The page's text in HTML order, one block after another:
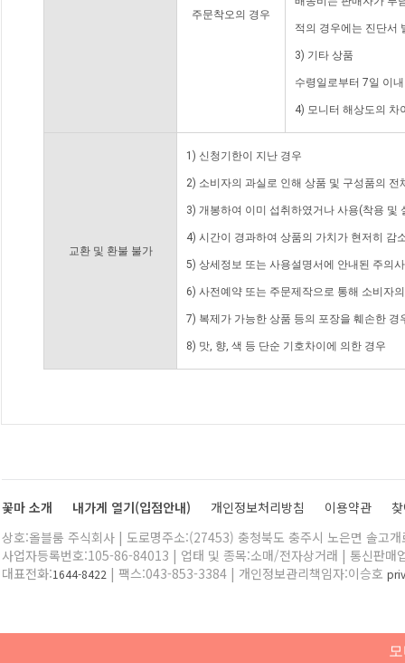
주문착오의 경우
적의 경우에는 진단서
3) 기타 상품
수령일로부터 7일 이
4) 모니터 해상도의 차
교환 및 환불 불가
1) 신청기한이 지난 경우
2) 소비자의 과실로 인해 상품 및 구성품의
3) 개봉하여 이미 섭취하였거나 사용(착용 및
4) 시간이 경과하여 상품의 가치가 현저히 감
5) 상세정보 또는 사용설명서에 안내된 주의
6) 사전예약 또는 주문제작으로 통해 소비자
7) 복제가 가능한 상품 등의 포장을 훼손한 경
8) 맛, 향, 색 등 단순 기호차이에 의한 경우
꽃마 소개 내가게 열기(입점안내) 개인정보처리방침 이용약관
상호:올블룸 주식회사 | 도로명주소:(27453) 충청북도 충주시 노은면 솔고
사업자등록번호:105-86-84013 | 업태 및 종목:소매/전자상거래 | 통신판매
대표전화:1644-8422 | 팩스:043-853-3384 | 개인정보관리책임자:이승호